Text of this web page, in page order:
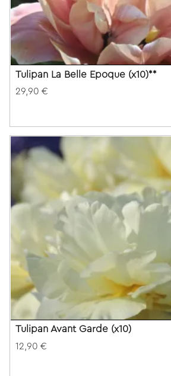
Tulipan La Belle Epoque (x10)**
29,90 €
Tulipan Avant Garde (x10)
12,90 €